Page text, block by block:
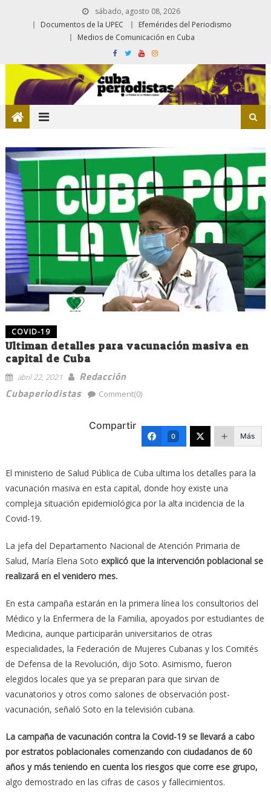
sábado, agosto 08, 2026
Documentos de la UPEC
Efemérides del Periodismo
Medios de Comunicación en Cuba
COVID-19
Ultiman detalles para vacunación masiva en
capital de Cuba
abril 22, 2021
Redacción
Cubaperiodistas
Comment(0)
Compartir
0 Más
El ministerio de Salud Pública de Cuba ultima los detalles para la
vacunación masiva en esta capital, donde hoy existe una
compleja situación epidemiológica por la alta incidencia de la
Covid-19.
La jefa del Departamento Nacional de Atención Primaria de
Salud, María Elena Soto explicó que la intervención poblacional se
realizará en el venidero mes.
En esta campaña estarán en la primera línea los consultorios del
Médico y la Enfermera de la Familia, apoyados por estudiantes de
Medicina, aunque participarán universitarios de otras
especialidades, la Federación de Mujeres Cubanas y los Comités
de Defensa de la Revolución, dijo Soto. Asimismo, fueron
elegidos locales que ya se preparan para que sirvan de
vacunatorios y otros como salones de observación post-
vacunación, señaló Soto en la televisión cubana.
La campaña de vacunación contra la Covid-19 se llevará a cabo
por estratos poblacionales comenzando con ciudadanos de 60
años y más teniendo en cuenta los riesgos que corre ese grupo,
algo demostrado en las cifras de casos y fallecimientos.